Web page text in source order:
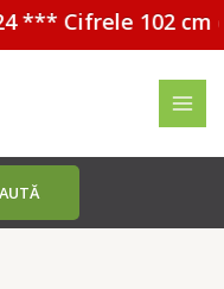
*** Cifrele 102 cm